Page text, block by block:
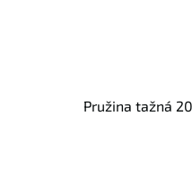
Pružina tažná